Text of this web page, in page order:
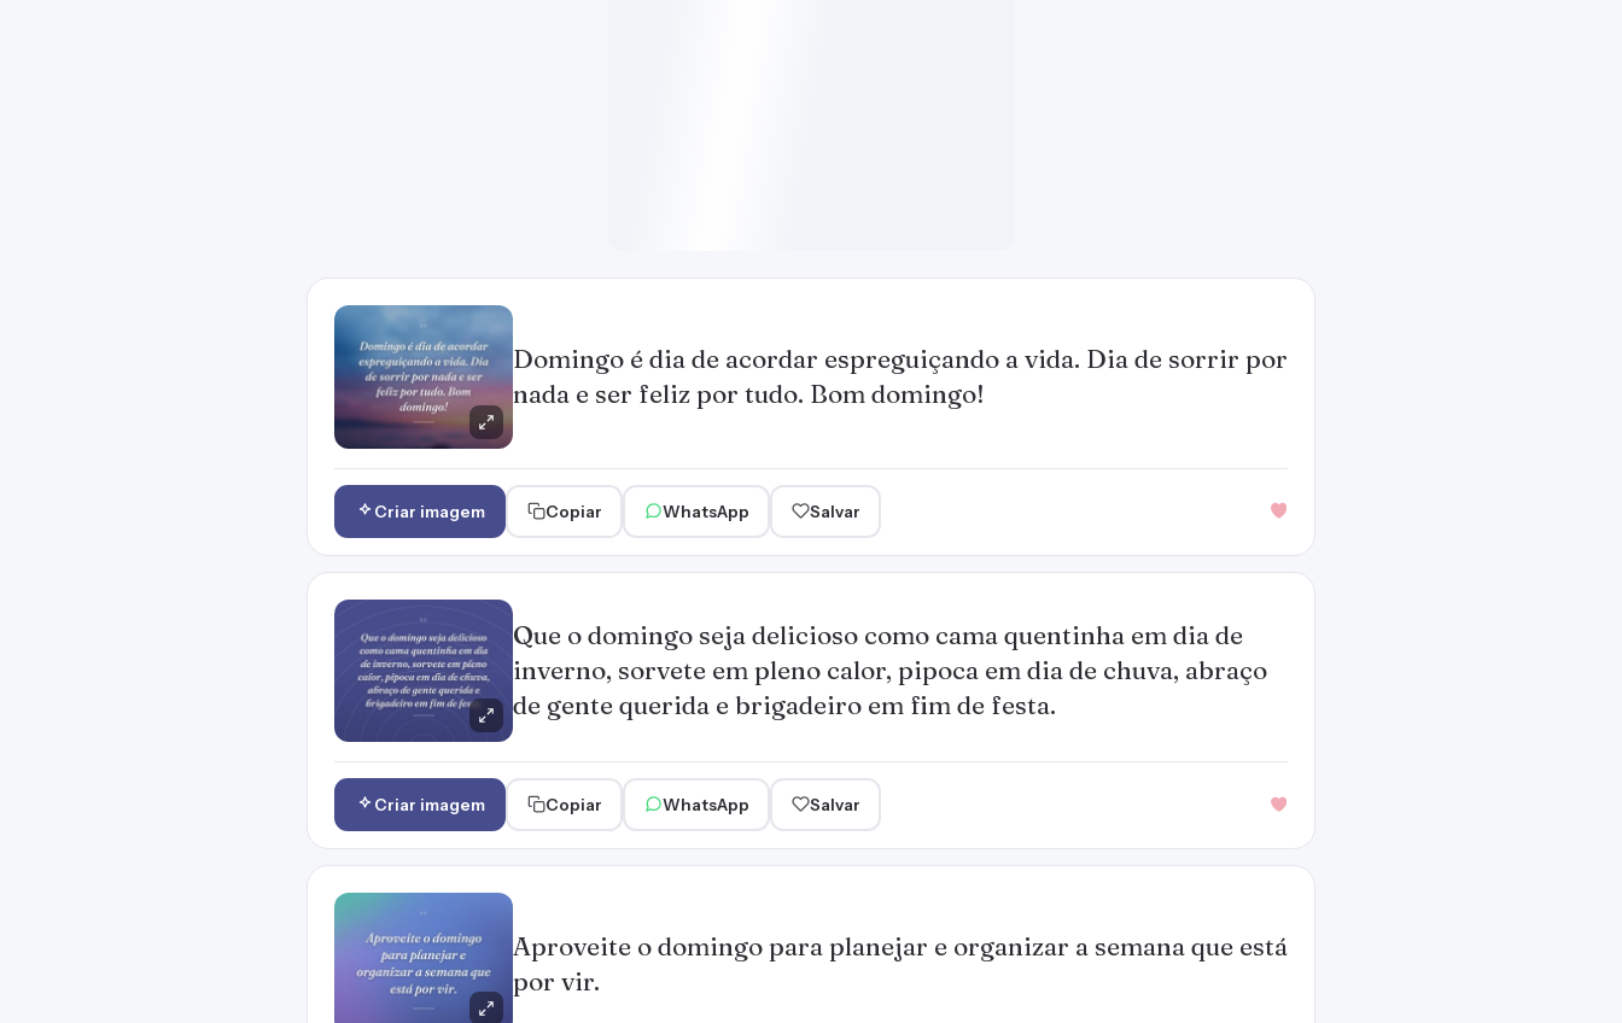
Domingo é dia de acordar espreguiçando a vida. Dia de sorrir por
nada e ser feliz por tudo. Bom domingo!
Criar imagem Copiar WhatsApp Salvar
Que o domingo seja delicioso como cama quentinha em dia de
inverno, sorvete em pleno calor, pipoca em dia de chuva, abraço
de gente querida e brigadeiro em fim de festa.
Criar imagem Copiar WhatsApp Salvar
Aproveite o domingo para planejar e organizar a semana que está
por vir.